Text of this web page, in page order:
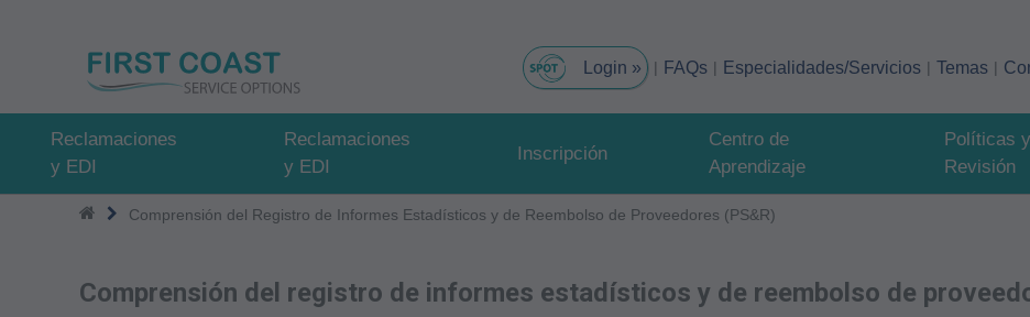
FAQs Especialidades/Servicios Temas
Reclamaciones
y EDI
Reclamaciones
y EDI
Inscripción
Centro de
Aprendizaje
Políticas
Revisión
Comprensión del Registro de Informes Estadísticos y de Reembolso de Proveedores (PS&R)
Comprensión del registro de informes estadísticos y de reembolso de